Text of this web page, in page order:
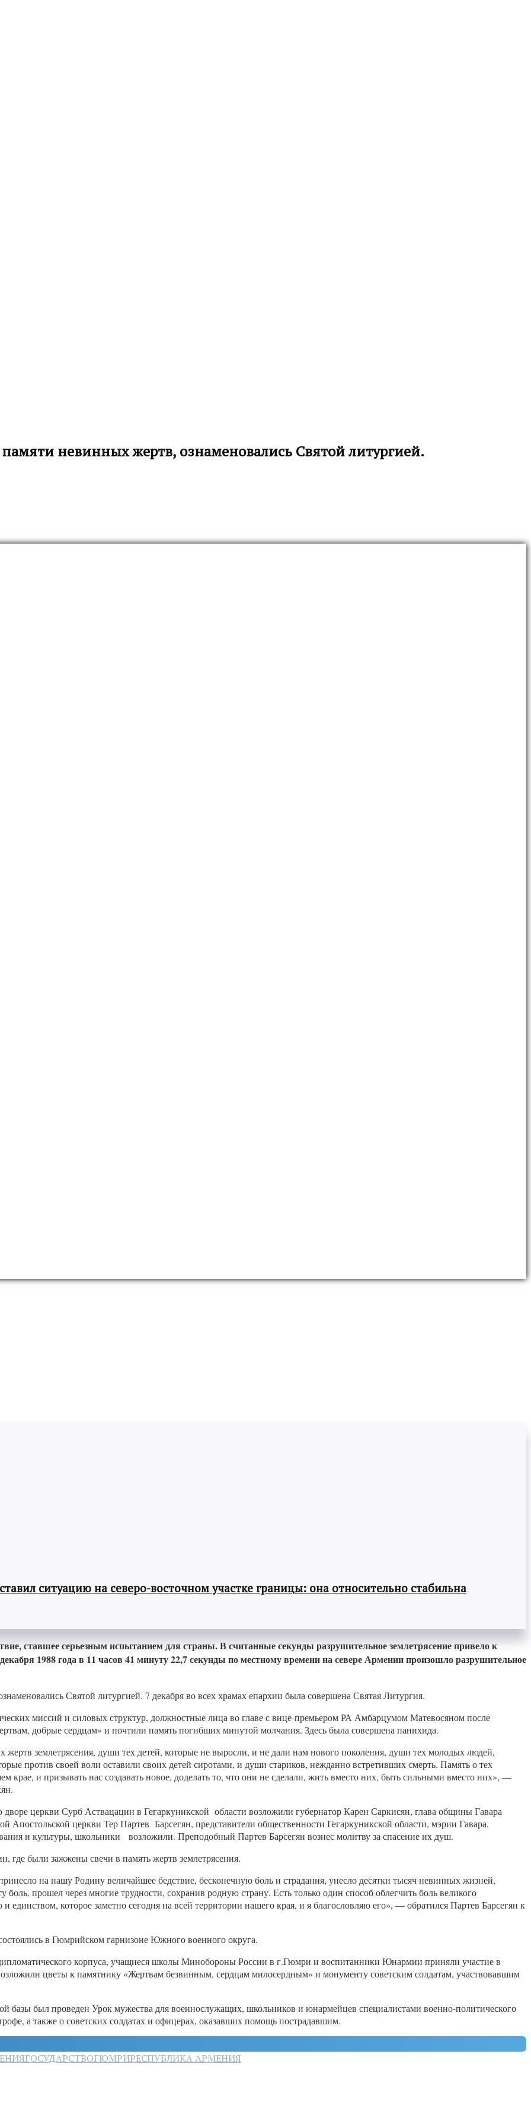
невинных жертв, ознаменовались Святой литургией.
ситуацию на северо-восточном участке границы: она относительно стабильна
ставшее серьезным испытанием для страны. В считанные секунды разрушительное землетрясение привело к
1988 года в 11 часов 41 минуту 22,7 секунды по местному времени на севере Армении произошло разрушительное
Святой литургией. 7 декабря во всех храмах епархии была совершена Святая Литургия.
миссий и силовых структур, должностные лица во главе с вице-премьером РА Амбарцумом Матевосяном после
добрые сердцам» и почтили память погибших минутой молчания. Здесь была совершена панихида.
землетрясения, души тех детей, которые не выросли, и не дали нам нового поколения, души тех молодых людей,
против своей воли оставили своих детей сиротами, и души стариков, нежданно встретивших смерть. Память о тех
крае, и призывать нас создавать новое, доделать то, что они не сделали, жить вместо них, быть сильными вместо них», —
церкви Сурб Аствацацин в Гегаркуникской области возложили губернатор Карен Саркисян, глава общины Гавара
Апостольской церкви Тер Партев Барсегян, представители общественности Гегаркуникской области, мэрии Гавара,
и культуры, школьники возложили. Преподобный Партев Барсегян вознес молитву за спасение их душ.
где были зажжены свечи в память жертв землетрясения.
на нашу Родину величайшее бедствие, бесконечную боль и страдания, унесло десятки тысяч невинных жизней,
прошел через многие трудности, сохранив родную страну. Есть только один способ облегчить боль великого
единством, которое заметно сегодня на всей территории нашего края, и я благословляю его», — обратился Партев Барсегян к
в Гюмрийском гарнизоне Южного военного округа.
корпуса, учащиеся школы Минобороны России в г.Гюмри и воспитанники Юнармии приняли участие в
цветы к памятнику «Жертвам безвинным, сердцам милосердным» и монументу советским солдатам, участвовавшим
базы был проведен Урок мужества для военнослужащих, школьников и юнармейцев специалистами военно-политического
а также о советских солдатах и офицерах, оказавших помощь пострадавшим.
ГОСУДАРСТВОГЮМРИРЕСПУБЛИКА АРМЕНИЯ